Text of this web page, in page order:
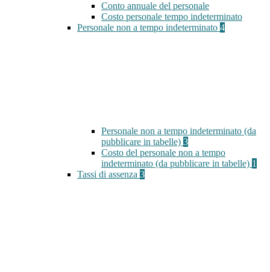
Conto annuale del personale
Costo personale tempo indeterminato
Personale non a tempo indeterminato 4
Personale non a tempo indeterminato (da
pubblicare in tabelle) 3
Costo del personale non a tempo
indeterminato (da pubblicare in tabelle) 1
Tassi di assenza 3